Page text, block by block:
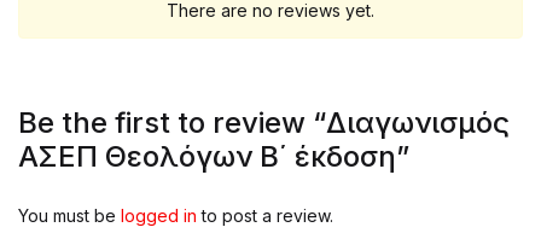
There are no reviews yet.
Be the first to review “Διαγωνισμός
ΑΣΕΠ Θεολόγων Β΄ έκδοση”
You must be logged in to post a review.